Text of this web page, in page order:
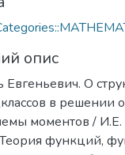
опис
О
в решении
моментов / И.Е.
функций,